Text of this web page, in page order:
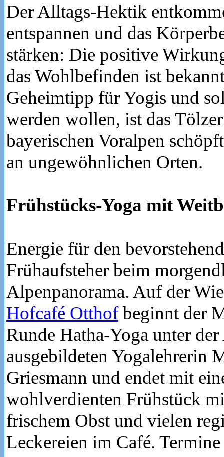
Der Alltags-Hektik
entspannen und das
stärken: Die positive
das Wohlbefinden ist
Geheimtipp für Yogis und
werden wollen, ist das
bayerischen Voralpen
an ungewöhnlichen Orten.
Frühstücks-Yoga mit
Energie für den
Frühaufsteher beim
Alpenpanorama. Auf der
Hofcafé Otthofbeginnt der
Runde Hatha-Yoga unter
ausgebildeten Yogalehrerin
Griesmann und endet mit
wohlverdienten Frühstück
frischem Obst und vielen
Leckereien im Café.